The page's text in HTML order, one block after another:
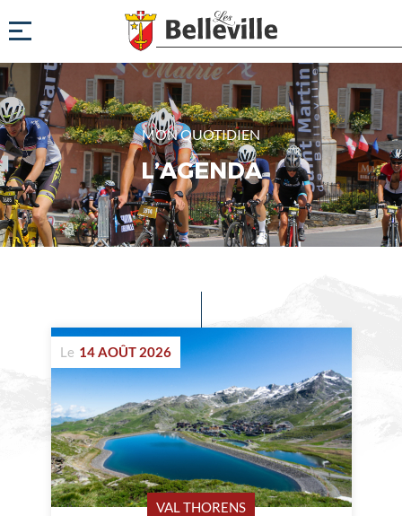
MON QUOTIDIEN
L’AGENDA
venir
VAL THORENS
Le 14 AOÛT 2026